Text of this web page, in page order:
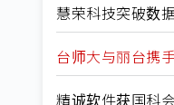
慧荣科技突破数
台师大与丽台携
精诚软件获国科